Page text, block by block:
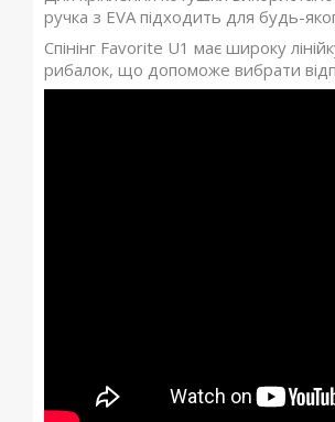
ручка з EVA підходить для будь-
Спінінг Favorite U1 має широку
рибалок, що допоможе вибрати